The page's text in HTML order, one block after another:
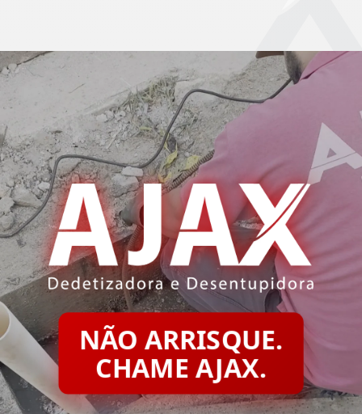
NÃO ARRISQUE.
CHAME AJAX.